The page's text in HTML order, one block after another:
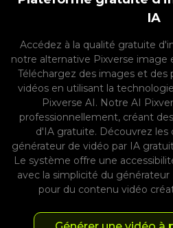
IA
Accédez à la qualité gratuite
notre alternative Pixverse image
Téléchargez des images et
vidéos en utilisant la
Pixverse AI. Notre AI
professionnellement, créant
d'IA gratuite. Découvrez les
générateur de vidéo par IA
Le système offre une
avec la simplicité du
pour du contenu vidéo